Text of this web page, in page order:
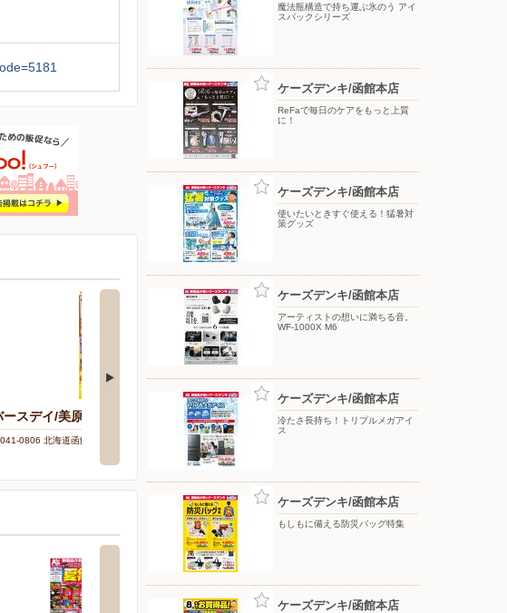
ースデイ/美原店
0806 北海道函館市美原1-32-12
洋服の青山/函館神山
〒041-0832 北海道函館市神山一丁目9番5号
魔法瓶構造で持ち運ぶ氷のう アイ
スパックシリーズ
ケーズデンキ/函館本店
ReFaで毎日のケアをもっと上質
に！
ケーズデンキ/函館本店
使いたいときすぐ使える！猛暑対
策グッズ
ケーズデンキ/函館本店
アーティストの想いに満ちる音。
WF-1000X M6
ケーズデンキ/函館本店
冷たさ長持ち！トリプルメガアイ
ス
ケーズデンキ/函館本店
もしもに備える防災バッグ特集
ケーズデンキ/函館本店